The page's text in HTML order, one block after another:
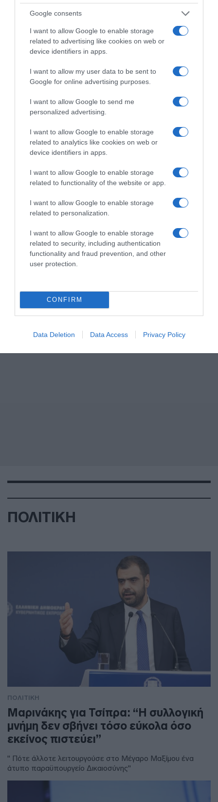
Google consents
I want to allow Google to enable storage
related to advertising like cookies on web or
device identifiers in apps.
I want to allow my user data to be sent to
Google for online advertising purposes.
I want to allow Google to send me
personalized advertising.
I want to allow Google to enable storage
related to analytics like cookies on web or
device identifiers in apps.
I want to allow Google to enable storage
related to functionality of the website or app.
I want to allow Google to enable storage
related to personalization.
I want to allow Google to enable storage
related to security, including authentication
functionality and fraud prevention, and other
user protection.
CONFIRM
Data Deletion Data Access Privacy Policy
Share Tweet
ΑΡΕΙΟΣ ΠΑΓΟΣ ΒΑΣΙΛΗΣ ΠΛΙΩΤΑΣ
ΕΓΚΛΗΜΑΤΙΚΟΤΗΤΑ
ΜΙΧΑΛΗΣ ΧΡΥΣΟΧΟΙΔΗΣ
ΣΧΟΛΙΑ
ΠΟΛΙΤΙΚΗ
ΠΟΛΙΤΙΚΗ
Μαρινάκης για Τσίπρα: “Η συλλογική
μνήμη δεν σβήνει τόσο εύκολα όσο
εκείνος πιστεύει”
" Πότε άλλοτε λειτουργούσε στο Μέγαρο Μαξίμου ένα
άτυπο παραϋπουργείο Δικαιοσύνης"